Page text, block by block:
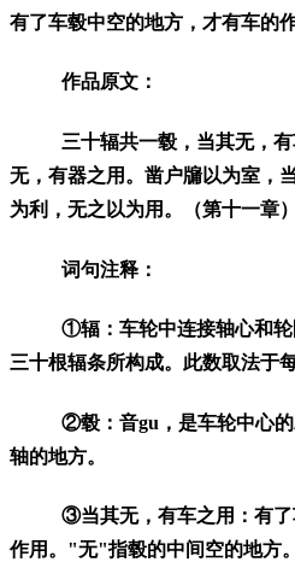
有了车毂中空的地方，才有车的作
作品原文：
三十辐共一毂，当其无，
无，有器之用。凿户牖以为室，
为利，无之以为用。（第十一章）
词句注释：
①辐：车轮中连接轴心和
三十根辐条所构成。此数取法于
②毂：音gu，是车轮中心
轴的地方。
③当其无，有车之用：有
作用。"无"指毂的中间空的地方。